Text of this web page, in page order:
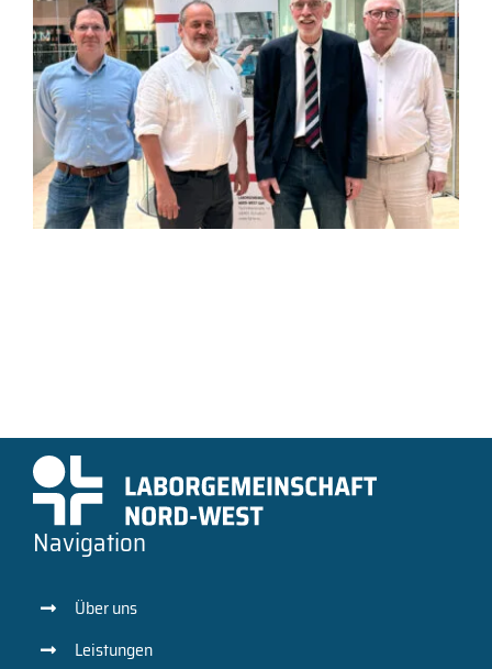
Navigation
Über uns
Leistungen